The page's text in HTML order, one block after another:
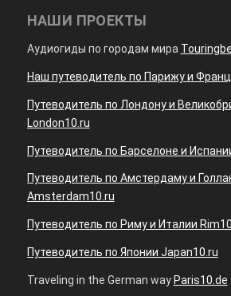
НАШИ ПРОЕКТЫ
Аудиогиды по городам мира
Наш путеводитель по Парижу и
Путеводитель по Лондону и
London10.ru
Путеводитель по Барселоне и
Путеводитель по Амстердаму и
Amsterdam10.ru
Путеводитель по Риму и Италии
Путеводитель по Японии Japan10.ru
Traveling in the German way Paris10.de